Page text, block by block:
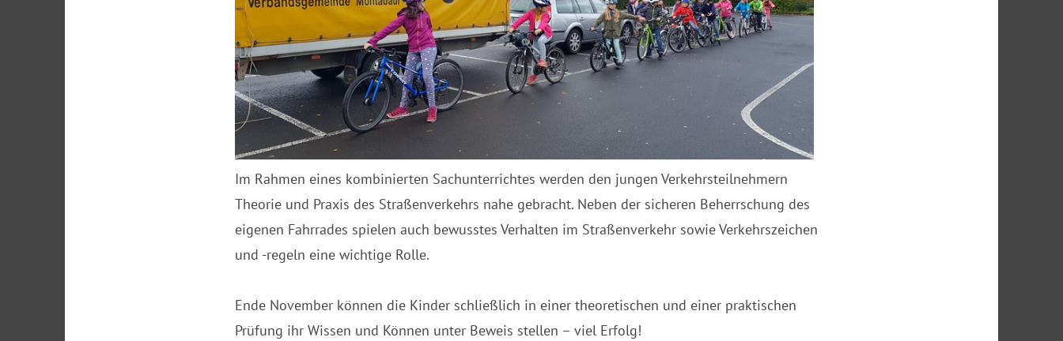
Im Rahmen eines kombinierten Sachunterrichtes werden den jungen Verkehrsteilnehmern
Theorie und Praxis des Straßenverkehrs nahe gebracht. Neben der sicheren Beherrschung des
eigenen Fahrrades spielen auch bewusstes Verhalten im Straßenverkehr sowie Verkehrszeichen
und -regeln eine wichtige Rolle.
Ende November können die Kinder schließlich in einer theoretischen und einer praktischen
Prüfung ihr Wissen und Können unter Beweis stellen – viel Erfolg!